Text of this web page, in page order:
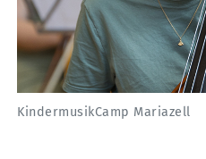
KindermusikCamp Mariazell